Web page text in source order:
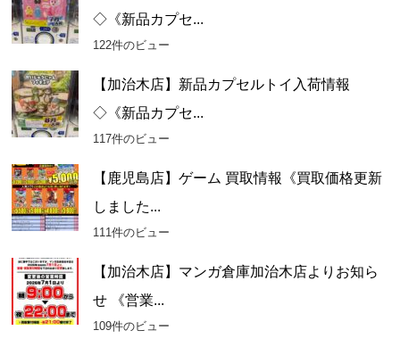
◇《新品カプセ...
122件のビュー
【加治木店】新品カプセルトイ入荷情報
◇《新品カプセ...
117件のビュー
【鹿児島店】ゲーム 買取情報《買取価格更新
しました...
111件のビュー
【加治木店】マンガ倉庫加治木店よりお知ら
せ 《営業...
109件のビュー